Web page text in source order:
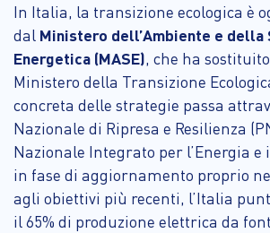
In Italia, la transizione ecologica è
dal Ministero dell’Ambiente e della
Energetica (MASE), che ha
Ministero della Transizione
concreta delle strategie passa
Nazionale di Ripresa e Resilienza
Nazionale Integrato per l’Energia e
in fase di aggiornamento proprio
agli obiettivi più recenti, l’Italia
il 65% di produzione elettrica da